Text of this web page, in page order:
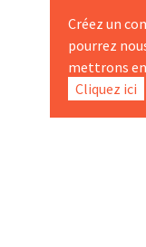
Créez un
pourrez
mettrons
Cliquez ici